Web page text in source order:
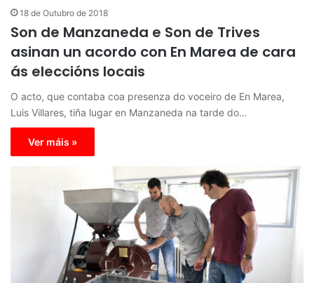
18 de Outubro de 2018
Son de Manzaneda e Son de Trives
asinan un acordo con En Marea de cara
ás eleccións locais
O acto, que contaba coa presenza do voceiro de En Marea,
Luis Villares, tiña lugar en Manzaneda na tarde do…
Ver máis »